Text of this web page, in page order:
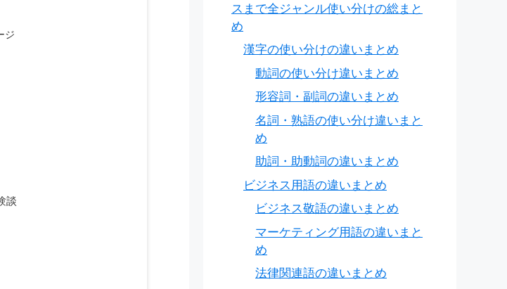
ジ
談
スまで全ジャンル使い分けの総まと
め
漢字の使い分けの違いまとめ
動詞の使い分け違いまとめ
形容詞・副詞の違いまとめ
名詞・熟語の使い分け違いまと
め
助詞・助動詞の違いまとめ
ビジネス用語の違いまとめ
ビジネス敬語の違いまとめ
マーケティング用語の違いまと
め
法律関連語の違いまとめ